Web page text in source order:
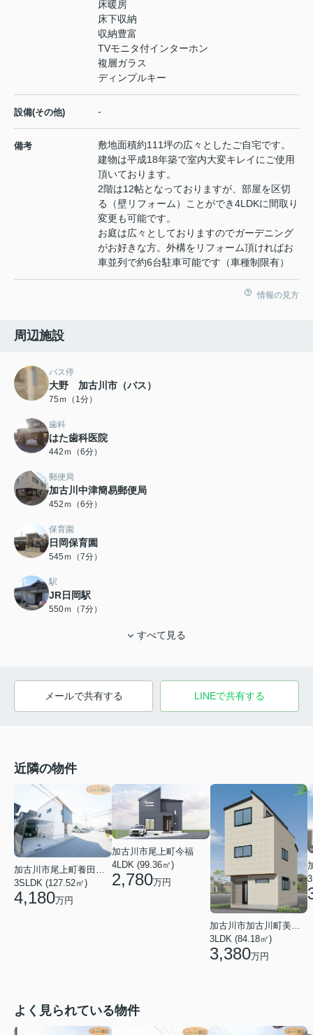
床暖房
床下収納
収納豊富
TVモニタ付インターホン
複層ガラス
ディンプルキー
設備(その他) -
備考
敷地面積約111坪の広々としたご自宅です。
建物は平成18年築で室内大変キレイにご使用
頂いております。
2階は12帖となっておりますが、部屋を区切
る（壁リフォーム）ことができ4LDKに間取り
変更も可能です。
お庭は広々としておりますのでガーデニング
がお好きな方。外構をリフォーム頂ければお
車並列で約6台駐車可能です（車種制限有）
情報の見方
周辺施設
バス停
大野 加古川市（バス）
75ｍ（1分）
歯科
はた歯科医院
442ｍ（6分）
郵便局
加古川中津簡易郵便局
452ｍ（6分）
保育園
日岡保育園
545ｍ（7分）
駅
JR日岡駅
550ｍ（7分）
すべて見る
メールで共有する LINEで共有する
近隣の物件
加古川市尾上町養田２丁目
3SLDK (127.52㎡)
4,180万円
加古川市尾上町今福
4LDK (99.36㎡)
2,780万円
加古川市加古川町美乃利
3LDK (84.18㎡)
3,380万円
よく見られている物件